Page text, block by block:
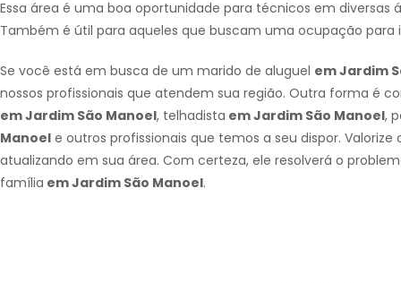
Essa área é uma boa oportunidade para técnicos em
Também é útil para aqueles que buscam uma ocupação
Se você está em busca de um marido de aluguel em Jardim
nossos profissionais que atendem sua região. Outra forma é
em Jardim São Manoel, telhadista em Jardim São Manoel,
Manoel e outros profissionais que temos a seu dispor.
atualizando em sua área. Com certeza, ele resolverá o
família em Jardim São Manoel.